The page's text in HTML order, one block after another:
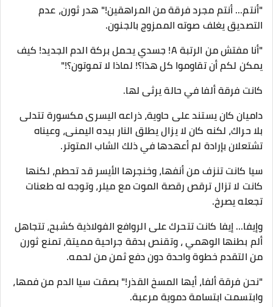
​"أنتم... أنتم مجرد فرقة من المراهقين!" هدر ثورن، عدم
التصديق يغلف صوته الممزوج بالجنون.
"أنا مفتش من الرتبة A! جسدي يحمل بركة الدم الجديد! كيف
يمكن لكم أن تقاوموا كل هذا؟! لماذا لا تموتون؟!"
​كانت فرقة ألفا في حالة يرثى لها.
​داميان كان يستند على حاوية، ذراعه اليسرى مكسورة تتدلى
بلا حراك، لكنه كان لا يزال يطلق النار بيده اليمنى، وعيناه
تشتعلان بإرادة لم أعهدها في ذلك الشاب المتوتر.
​سيا كانت تنزف من أنفها، وخنجرها الأيسر قد تحطم، لكنها
كانت لا تزال ترقص رقصة الموت مع ميلر، وتوجه له طعنات
تجعله يصرخ.
​وإيفا... إيفا كانت تتحرك على الروافع الفولاذية كشبح، تتجاهل
ألم بطنها الوهمي ، وتقنص بدقة جراحية مميتة، تمنع ثورن
من التقدم خطوة واحدة دون دفع ثمن من لحمه.
​"نحن فرقة ألفا، أيها المسخ القذر!" بصقت سيا الدم من فمها،
وابتسمت ابتسامة دموية مرعبة.